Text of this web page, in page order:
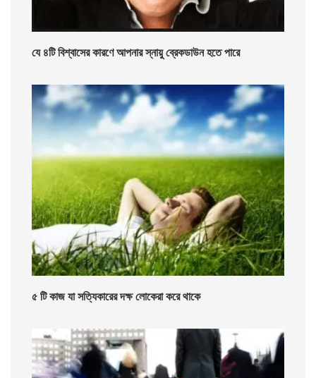
যে ৪টি বিশ্বাসের কারণে আপনার স্নায়ু ব্রেকডাউন হতে পারে
৫ টি কাজ যা সত্যিকারের দক্ষ লোকেরা করে থাকে